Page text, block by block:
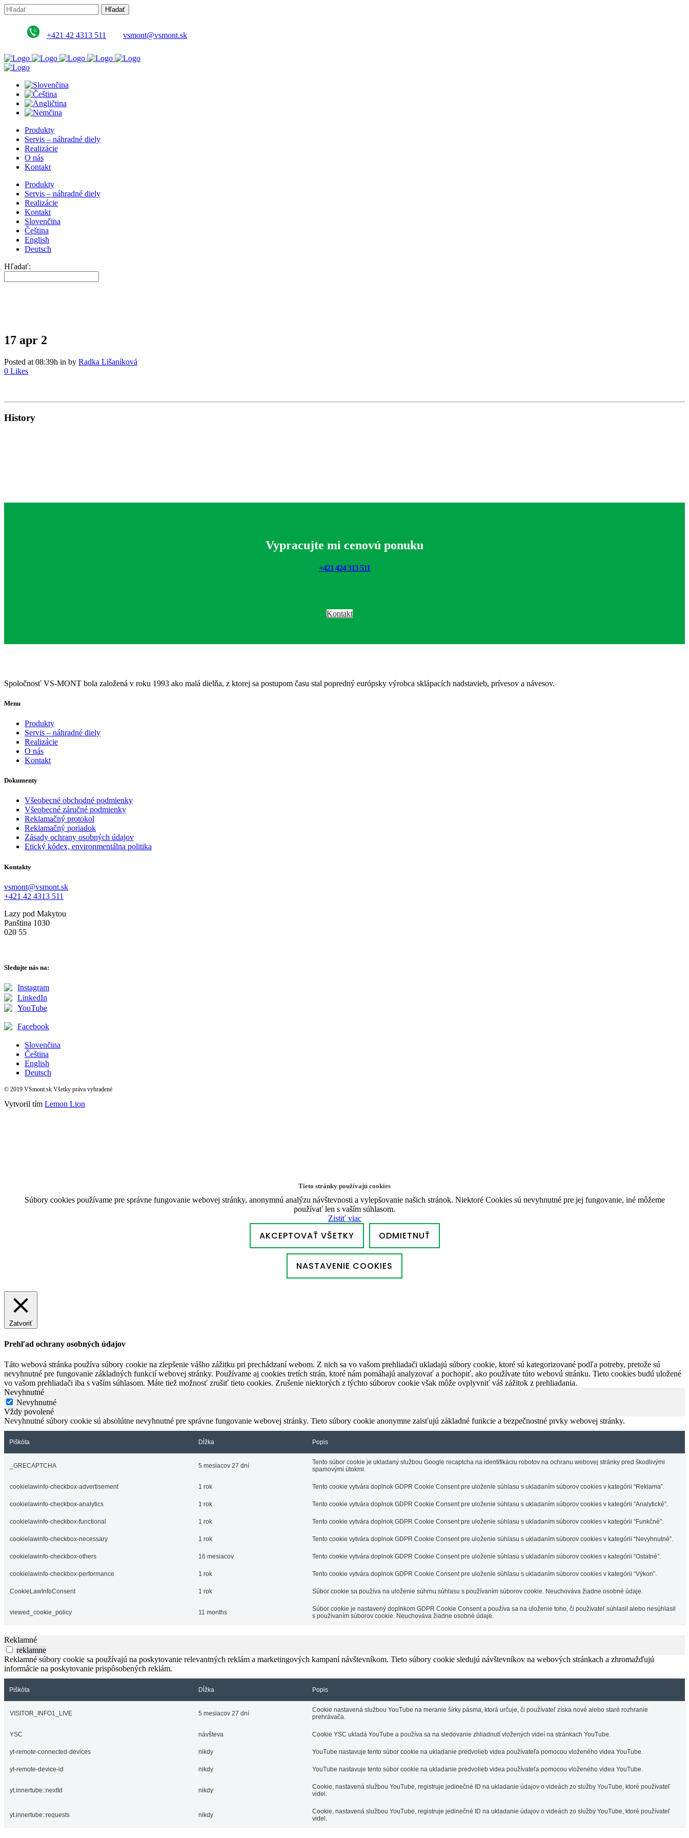
+421 42 4313 511 vsmont@vsmont.sk
Produkty
Servis – náhradné diely
Realizácie
O nás
Kontakt
Produkty
Servis – náhradné diely
Realizácie
Kontakt
Slovenčina
Čeština
English
Deutsch
Hľadať:
17 apr 2
Posted at 08:39h in by Radka Lišaníková
0 Likes
History
Vypracujte mi cenovú ponuku
+421 424 313 511
Kontakt
Spoločnosť VS-MONT bola založená v roku 1993 ako malá dielňa, z ktorej sa postupom času stal popredný európsky výrobca sklápacích nadstavieb, prívesov a návesov.
Menu
Produkty
Servis – náhradné diely
Realizácie
O nás
Kontakt
Dokumenty
Všeobecné obchodné podmienky
Všeobecné záručné podmienky
Reklamačný protokol
Reklamačný poriadok
Zásady ochrany osobných údajov
Etický kódex, environmentálna politika
Kontakty
vsmont@vsmont.sk
+421 42 4313 511
Lazy pod Makytou
Panština 1030
020 55
Sledujte nás na:
Instagram
LinkedIn
YouTube
Facebook
Slovenčina
Čeština
English
Deutsch
© 2019 VSmont.sk Všetky práva vyhradené
Vytvoril tím Lemon Lion
Tieto stránky používajú cookies
Súbory cookies používame pre správne fungovanie webovej stránky, anonymnú analýzu návštevnosti a vylepšovanie našich stránok. Niektoré Cookies sú nevyhnutné pre jej fungovanie, iné môžeme
používať len s vaším súhlasom.
Zistiť viac
AKCEPTOVAŤ VŠETKY ODMIETNUŤ
NASTAVENIE COOKIES
Zatvoriť
Prehľad ochrany osobných údajov
Táto webová stránka používa súbory cookie na zlepšenie vášho zážitku pri prechádzaní webom. Z nich sa vo vašom prehliadači ukladajú súbory cookie, ktoré sú kategorizované podľa potreby, pretože sú
nevyhnutné pre fungovanie základných funkcií webovej stránky. Používame aj cookies tretích strán, ktoré nám pomáhajú analyzovať a pochopiť, ako používate túto webovú stránku. Tieto cookies budú uložené
vo vašom prehliadači iba s vaším súhlasom. Máte tiež možnosť zrušiť tieto cookies. Zrušenie niektorých z týchto súborov cookie však môže ovplyvniť váš zážitok z prehliadania.
Nevyhnutné
Nevyhnutné
Vždy povolené
Nevyhnutné súbory cookie sú absolútne nevyhnutné pre správne fungovanie webovej stránky. Tieto súbory cookie anonymne zaisťujú základné funkcie a bezpečnostné prvky webovej stránky.
Piškóta Dĺžka Popis
_GRECAPTCHA 5 mesiacov 27 dní
Tento súbor cookie je ukladaný službou Google recaptcha na identifikáciu robotov na ochranu webovej stránky pred škodlivými
spamovými útokmi.
cookielawinfo-checkbox-advertisement 1 rok Tento cookie vytvára doplnok GDPR Cookie Consent pre uloženie súhlasu s ukladaním súborov cookies v kategórii “Reklama”.
cookielawinfo-checkbox-analytics 1 rok Tento cookie vytvára doplnok GDPR Cookie Consent pre uloženie súhlasu s ukladaním súborov cookies v kategórii “Analytické”.
cookielawinfo-checkbox-functional 1 rok Tento cookie vytvára doplnok GDPR Cookie Consent pre uloženie súhlasu s ukladaním súborov cookies v kategórii “Funkčné”.
cookielawinfo-checkbox-necessary 1 rok Tento cookie vytvára doplnok GDPR Cookie Consent pre uloženie súhlasu s ukladaním súborov cookies v kategórii “Nevyhnutné”.
cookielawinfo-checkbox-others 16 mesiacov Tento cookie vytvára doplnok GDPR Cookie Consent pre uloženie súhlasu s ukladaním súborov cookies v kategórii “Ostatné”.
cookielawinfo-checkbox-performance 1 rok Tento cookie vytvára doplnok GDPR Cookie Consent pre uloženie súhlasu s ukladaním súborov cookies v kategórii “Výkon”.
CookieLawInfoConsent 1 rok Súbor cookie sa používa na uloženie súhrnu súhlasu s používaním súborov cookie. Neuchováva žiadne osobné údaje.
viewed_cookie_policy 11 months
Súbor cookie je nastavený doplnkom GDPR Cookie Consent a používa sa na uloženie toho, či používateľ súhlasil alebo nesúhlasil
s používaním súborov cookie. Neuchováva žiadne osobné údaje.
Reklamné
reklamne
Reklamné súbory cookie sa používajú na poskytovanie relevantných reklám a marketingových kampaní návštevníkom. Tieto súbory cookie sledujú návštevníkov na webových stránkach a zhromažďujú
informácie na poskytovanie prispôsobených reklám.
Piškóta Dĺžka Popis
VISITOR_INFO1_LIVE 5 mesiacov 27 dní
Cookie nastavená službou YouTube na meranie šírky pásma, ktorá určuje, či používateľ získa nové alebo staré rozhranie
prehrávača.
YSC návšteva Cookie YSC ukladá YouTube a používa sa na sledovanie zhliadnutí vložených videí na stránkach YouTube.
yt-remote-connected-devices nikdy YouTube nastavuje tento súbor cookie na ukladanie predvolieb videa používateľa pomocou vloženého videa YouTube.
yt-remote-device-id nikdy YouTube nastavuje tento súbor cookie na ukladanie predvolieb videa používateľa pomocou vloženého videa YouTube.
yt.innertube::nextId nikdy
Cookie, nastavená službou YouTube, registruje jedinečné ID na ukladanie údajov o videách zo služby YouTube, ktoré používateľ
videl.
yt.innertube::requests nikdy
Cookie, nastavená službou YouTube, registruje jedinečné ID na ukladanie údajov o videách zo služby YouTube, ktoré používateľ
videl.